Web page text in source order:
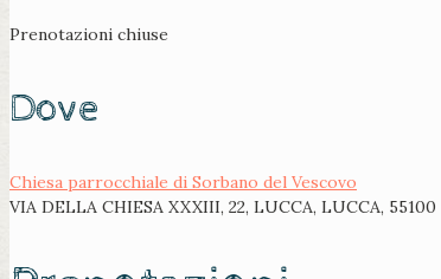
Prenotazioni chiuse
Dove
Chiesa parrocchiale di Sorbano del Vescovo
VIA DELLA CHIESA XXXIII, 22, LUCCA, LUCCA, 55100